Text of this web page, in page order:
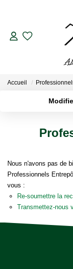
Accueil
Type de bien
Budget max
Nous n'avons pas de
Professionnels
vous :
Re-soumettre la
Transmettez-nous